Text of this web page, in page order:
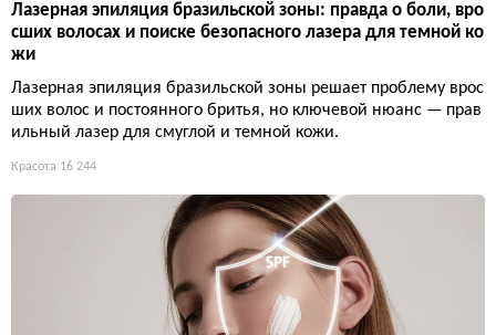
Лазерная эпиляция бразильской зоны: правда о боли, вро
сших волосах и поиске безопасного лазера для темной ко
жи
Лазерная эпиляция бразильской зоны решает проблему врос
ших волос и постоянного бритья, но ключевой нюанс — прав
ильный лазер для смуглой и темной кожи.
Красота 16 244